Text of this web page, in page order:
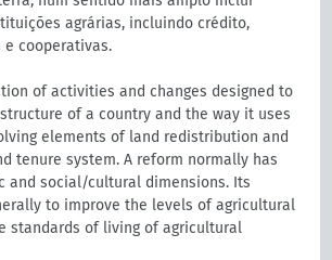
agrárias, incluindo crédito,
cooperativas.
of activities and changes designed to
of a country and the way it uses
elements of land redistribution and
tenure system. A reform normally has
and social/cultural dimensions. Its
to improve the levels of agricultural
standards of living of agricultural